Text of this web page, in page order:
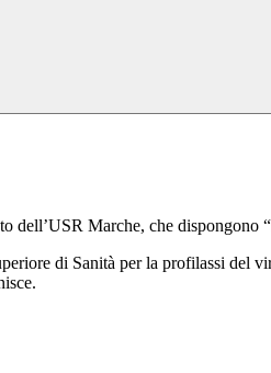
Marche, che dispongono
di Sanità per la profilassi del